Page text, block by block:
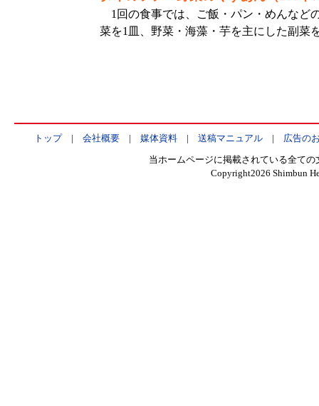
1回の食事では、ご飯・パン・めんなど
菜を1皿、野菜・海藻・芋を主にした副菜
トップ| 会社概要| 媒体資料| 送稿マニュアル| 広告の
当ホームページに掲載されている全て
Copyright2026 Shimbun